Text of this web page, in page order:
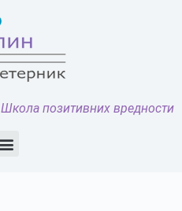
Школа позитивних вредности